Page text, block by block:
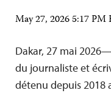
May 27, 2026 5:17 PM
Dakar, 27 mai
du journaliste et
détenu depuis 2018